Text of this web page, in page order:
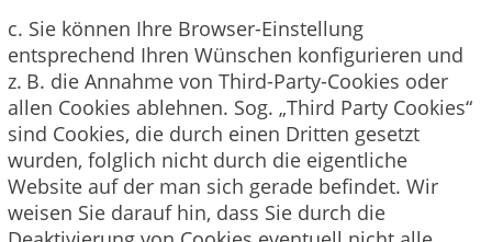
c. Sie können Ihre Browser-Einstellung
entsprechend Ihren Wünschen konfigurieren und
z. B. die Annahme von Third-Party-Cookies oder
allen Cookies ablehnen. Sog. „Third Party Cookies“
sind Cookies, die durch einen Dritten gesetzt
wurden, folglich nicht durch die eigentliche
Website auf der man sich gerade befindet. Wir
weisen Sie darauf hin, dass Sie durch die